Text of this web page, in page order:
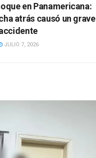
en Panamericana:
atrás causó un grave
JULIO 7, 2026